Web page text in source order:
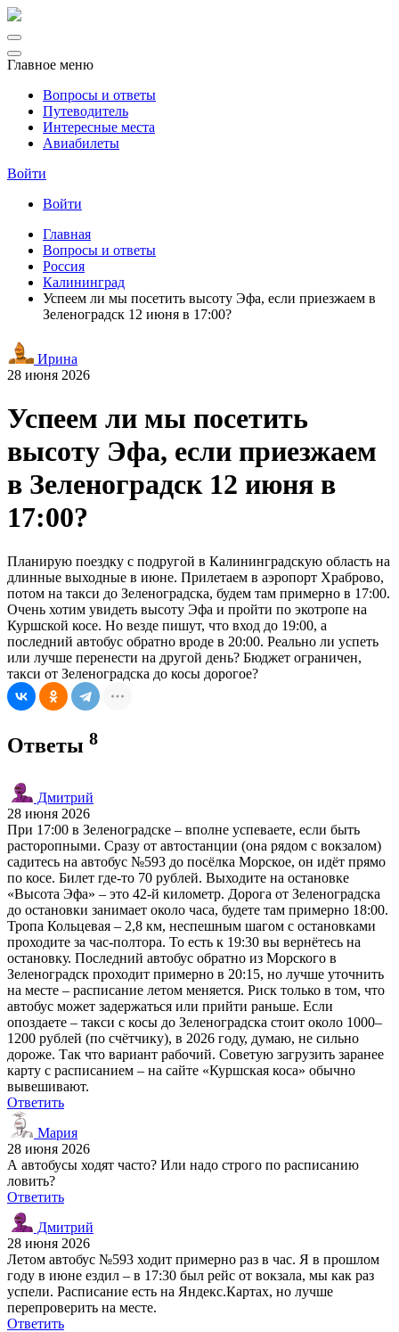
Главное меню
Вопросы и ответы
Путеводитель
Интересные места
Авиабилеты
Войти
Войти
Главная
Вопросы и ответы
Россия
Калининград
Успеем ли мы посетить высоту Эфа, если приезжаем в
Зеленоградск 12 июня в 17:00?
Ирина
28 июня 2026
Успеем ли мы посетить
высоту Эфа, если приезжаем
в Зеленоградск 12 июня в
17:00?
Планирую поездку с подругой в Калининградскую область на
длинные выходные в июне. Прилетаем в аэропорт Храброво,
потом на такси до Зеленоградска, будем там примерно в 17:00.
Очень хотим увидеть высоту Эфа и пройти по экотропе на
Куршской косе. Но везде пишут, что вход до 19:00, а
последний автобус обратно вроде в 20:00. Реально ли успеть
или лучше перенести на другой день? Бюджет ограничен,
такси от Зеленоградска до косы дорогое?
Ответы 8
Дмитрий
28 июня 2026
При 17:00 в Зеленоградске – вполне успеваете, если быть
расторопными. Сразу от автостанции (она рядом с вокзалом)
садитесь на автобус №593 до посёлка Морское, он идёт прямо
по косе. Билет где-то 70 рублей. Выходите на остановке
«Высота Эфа» – это 42-й километр. Дорога от Зеленоградска
до остановки занимает около часа, будете там примерно 18:00.
Тропа Кольцевая – 2,8 км, неспешным шагом с остановками
проходите за час-полтора. То есть к 19:30 вы вернётесь на
остановку. Последний автобус обратно из Морского в
Зеленоградск проходит примерно в 20:15, но лучше уточнить
на месте – расписание летом меняется. Риск только в том, что
автобус может задержаться или прийти раньше. Если
опоздаете – такси с косы до Зеленоградска стоит около 1000–
1200 рублей (по счётчику), в 2026 году, думаю, не сильно
дороже. Так что вариант рабочий. Советую загрузить заранее
карту с расписанием – на сайте «Куршская коса» обычно
вывешивают.
Ответить
Мария
28 июня 2026
А автобусы ходят часто? Или надо строго по расписанию
ловить?
Ответить
Дмитрий
28 июня 2026
Летом автобус №593 ходит примерно раз в час. Я в прошлом
году в июне ездил – в 17:30 был рейс от вокзала, мы как раз
успели. Расписание есть на Яндекс.Картах, но лучше
перепроверить на месте.
Ответить